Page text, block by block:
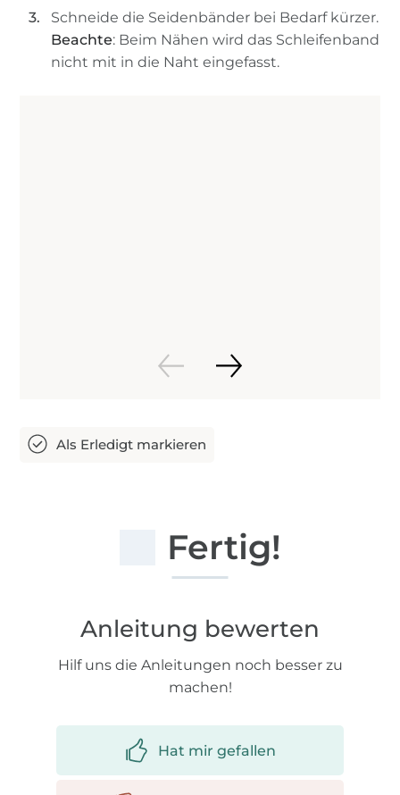
Schneide die Seidenbänder bei Bedarf kürzer.
Beachte: Beim Nähen wird das Schleifenband
nicht mit in die Naht eingefasst.
Fertig!
Anleitung bewerten
Hilf uns die Anleitungen noch besser zu
machen!
Hat mir gefallen